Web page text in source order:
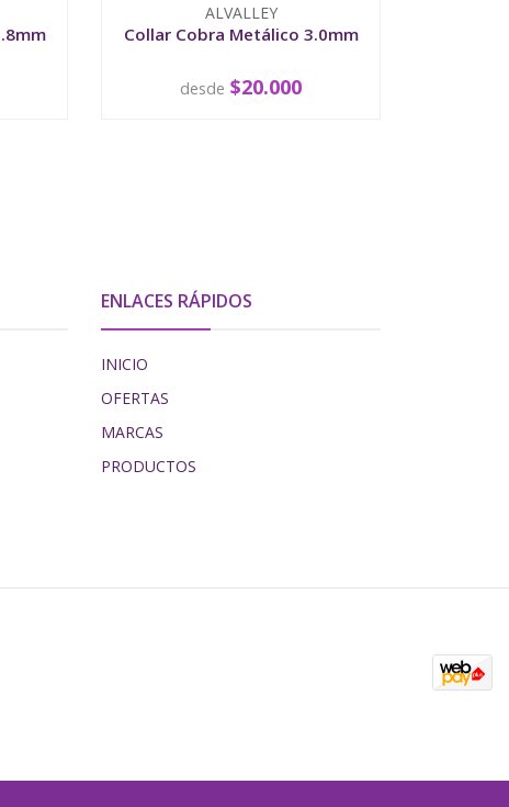
ALVALLEY
Collar Cobra Metálico 3.0mm
VER OPCIONES
desde $20.000
ENLACES RÁPIDOS
INICIO
OFERTAS
MARCAS
PRODUCTOS